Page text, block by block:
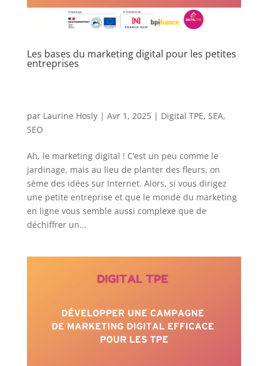
Les bases du marketing digital pour les petites
entreprises
par Laurine Hosly| Avr 1, 2025| Digital TPE, SEA,
SEO
Ah, le marketing digital ! C’est un peu comme le
jardinage, mais au lieu de planter des fleurs, on
sème des idées sur Internet. Alors, si vous dirigez
une petite entreprise et que le monde du marketing
en ligne vous semble aussi complexe que de
déchiffrer un...